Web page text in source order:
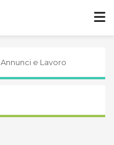
Annunci e Lavoro